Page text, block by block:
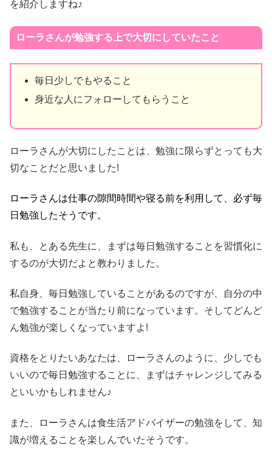
を紹介しますね♪
ローラさんが勉強する上で大切にしていたこと
毎日少しでもやること
身近な人にフォローしてもらうこと
ローラさんが大切にしたことは、勉強に限らずとっても大
切なことだと思いました!
ローラさんは仕事の隙間時間や寝る前を利用して、必ず毎
日勉強したそうです。
私も、とある先生に、まずは毎日勉強することを習慣化に
するのが大切だよと教わりました。
私自身、毎日勉強していることがあるのですが、自分の中
で勉強することが当たり前になっています。そしてどんど
ん勉強が楽しくなっていますよ!
資格をとりたいあなたは、ローラさんのように、少しでも
いいので毎日勉強することに、まずはチャレンジしてみる
といいかもしれません♪
また、ローラさんは食生活アドバイザーの勉強をして、知
識が増えることを楽しんでいたそうです。